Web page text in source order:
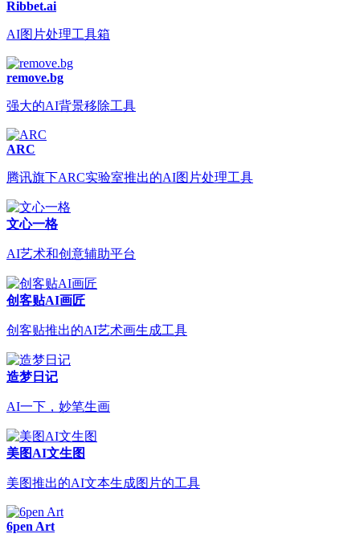
Ribbet.ai
AI图片处理工具箱
remove.bg
强大的AI背景移除工具
ARC
腾讯旗下ARC实验室推出的AI图片处理工具
文心一格
AI艺术和创意辅助平台
创客贴AI画匠
创客贴推出的AI艺术画生成工具
造梦日记
AI一下，妙笔生画
美图AI文生图
美图推出的AI文本生成图片的工具
6pen Art